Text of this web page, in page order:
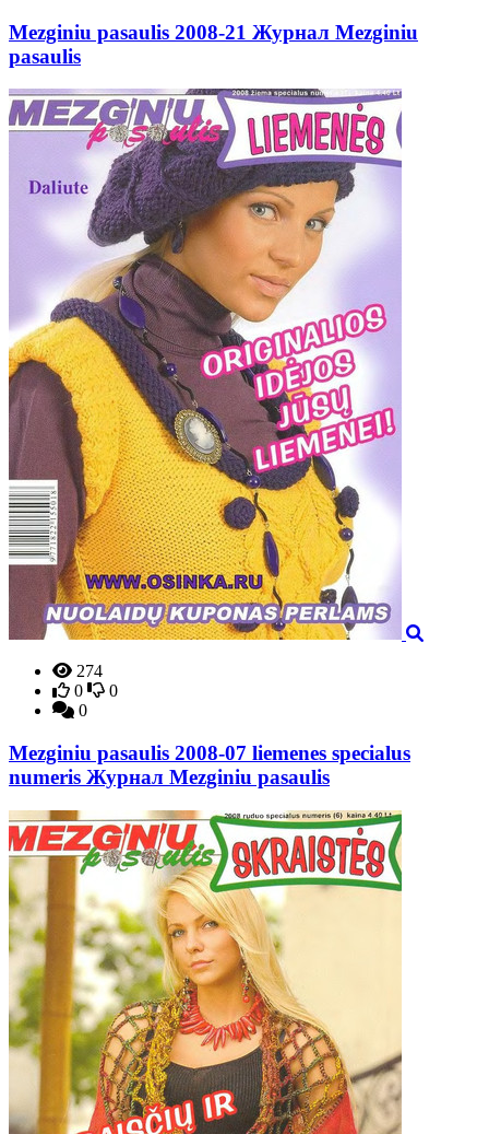
Mezginiu pasaulis 2008-21 Журнал Mezginiu
pasaulis
274
0
0
0
Mezginiu pasaulis 2008-07 liemenes specialus
numeris Журнал Mezginiu pasaulis